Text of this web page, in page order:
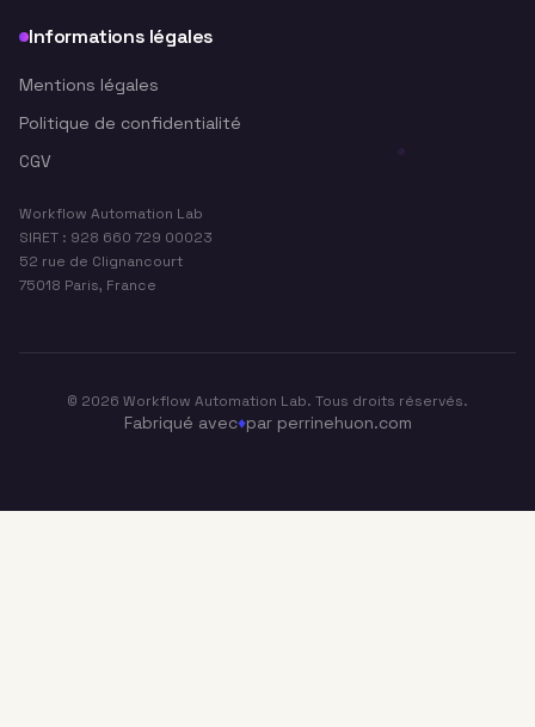
Informations légales
Mentions légales
Politique de confidentialité
CGV
Workflow Automation Lab
SIRET : 928 660 729 00023
52 rue de Clignancourt
75018 Paris, France
© 2026 Workflow Automation Lab. Tous droits réservés.
Fabriqué avec♦par perrinehuon.com